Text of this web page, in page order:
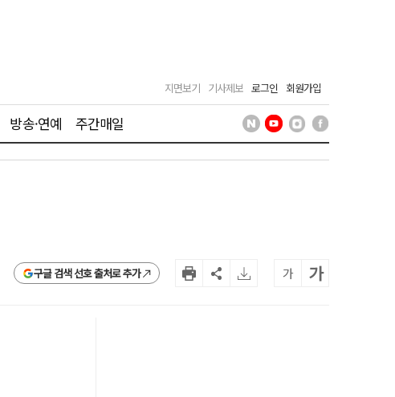
지면보기 기사제보 로그인 회원가입
방송·연예 주간매일
구글 검색 선호 출처로 추가 가 가